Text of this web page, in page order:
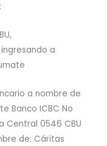
a
a nombre de
Banco ICBC No
Central 0546 CBU
de: Cáritas